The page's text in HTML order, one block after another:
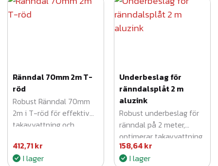
Ränndal 70mm 2m T-
röd
Robust Ränndal 70mm
2m i T-röd för effektiv
takavvattning och
412,71kr
I lager
Underbeslag för
ränndalsplåt 2 m
aluzink
Robust underbeslag för
ränndal på 2 meter,
optimerar takavvattning
och skyddar ditt hem
effektivt.
158,64kr
I lager